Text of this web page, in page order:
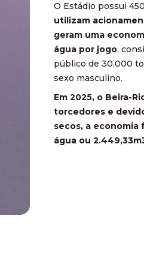
O Estádio possui
utilizam
geram uma
água por jogo,
público de 30.000
sexo masculino.
Em 2025, o Beira-
torcedores e
secos, a economia
água ou